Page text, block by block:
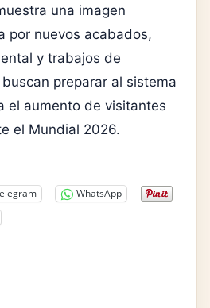
una imagen
por nuevos acabados,
y trabajos de
preparar al sistema
el aumento de visitantes
el Mundial 2026.
WhatsApp